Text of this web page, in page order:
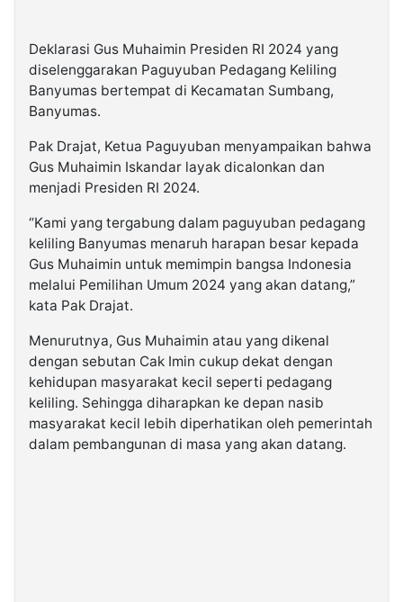
Deklarasi Gus Muhaimin Presiden RI 2024 yang
diselenggarakan Paguyuban Pedagang Keliling
Banyumas bertempat di Kecamatan Sumbang,
Banyumas.
Pak Drajat, Ketua Paguyuban menyampaikan bahwa
Gus Muhaimin Iskandar layak dicalonkan dan
menjadi Presiden RI 2024.
“Kami yang tergabung dalam paguyuban pedagang
keliling Banyumas menaruh harapan besar kepada
Gus Muhaimin untuk memimpin bangsa Indonesia
melalui Pemilihan Umum 2024 yang akan datang,”
kata Pak Drajat.
Menurutnya, Gus Muhaimin atau yang dikenal
dengan sebutan Cak Imin cukup dekat dengan
kehidupan masyarakat kecil seperti pedagang
keliling. Sehingga diharapkan ke depan nasib
masyarakat kecil lebih diperhatikan oleh pemerintah
dalam pembangunan di masa yang akan datang.